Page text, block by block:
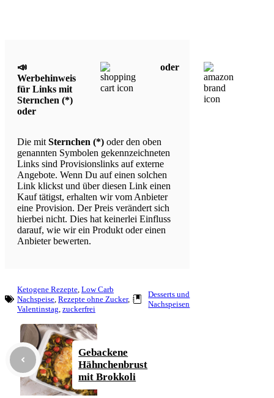
📣
Werbehinweis
für Links mit
Sternchen (*)
oder
oder
Die mit Sternchen (*) oder den oben
genannten Symbolen gekennzeichneten
Links sind Provisionslinks auf externe
Angebote. Wenn Du auf einen solchen
Link klickst und über diesen Link einen
Kauf tätigst, erhalten wir vom Anbieter
eine Provision. Der Preis verändert sich
hierbei nicht. Dies hat keinerlei Einfluss
darauf, wie wir ein Produkt oder einen
Anbieter bewerten.
Ketogene Rezepte Low Carb
Nachspeise Rezepte ohne Zucker
Valentinstag zuckerfrei
Desserts und
Nachspeisen
Gebackene
Hähnchenbrust
mit Brokkoli